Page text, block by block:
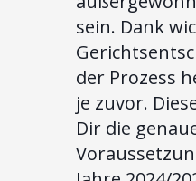
sein. Dank
der Prozess
je zuvor.
Dir die